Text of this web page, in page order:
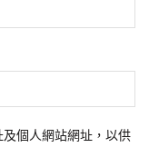
個人網站網址，以供